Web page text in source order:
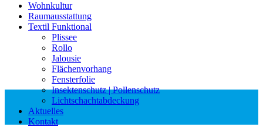
Wohnkultur
Raumausstattung
Textil Funktional
Plissee
Rollo
Jalousie
Flächenvorhang
Fensterfolie
Insektenschutz | Pollenschutz
Lichtschachtabdeckung
Aktuelles
Kontakt